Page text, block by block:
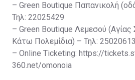
– Green Boutique Παπανικολή
Τηλ: 22025429
– Green Boutique Λεμεσού (Αγίας
Κάτω Πολεμίδια) – Τηλ: 25020613
– Online Ticketing: https://
360.net/omonoia